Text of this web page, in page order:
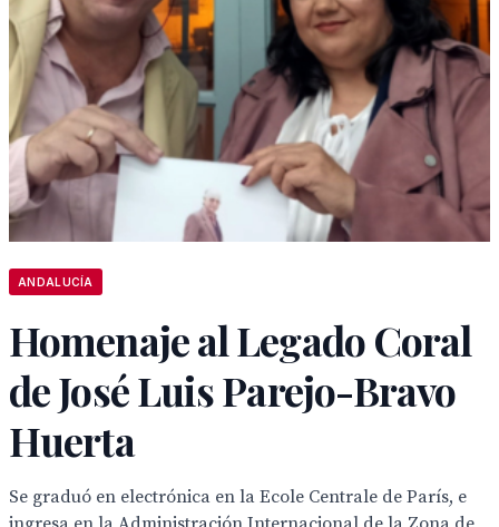
ANDALUCÍA
Homenaje al Legado Coral
de José Luis Parejo-Bravo
Huerta
Se graduó en electrónica en la Ecole Centrale de París, e